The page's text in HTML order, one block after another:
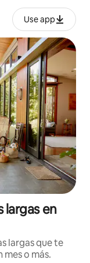
Use app
largas en
largas que te
o más.